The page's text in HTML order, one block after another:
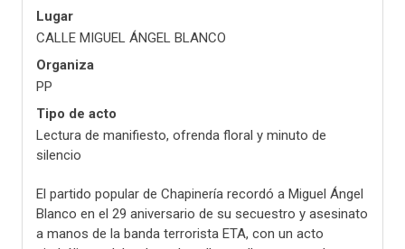
Lugar
CALLE MIGUEL ÁNGEL BLANCO
Organiza
PP
Tipo de acto
Lectura de manifiesto, ofrenda floral y minuto de
silencio
El partido popular de Chapinería recordó a Miguel Ángel
Blanco en el 29 aniversario de su secuestro y asesinato
a manos de la banda terrorista ETA, con un acto